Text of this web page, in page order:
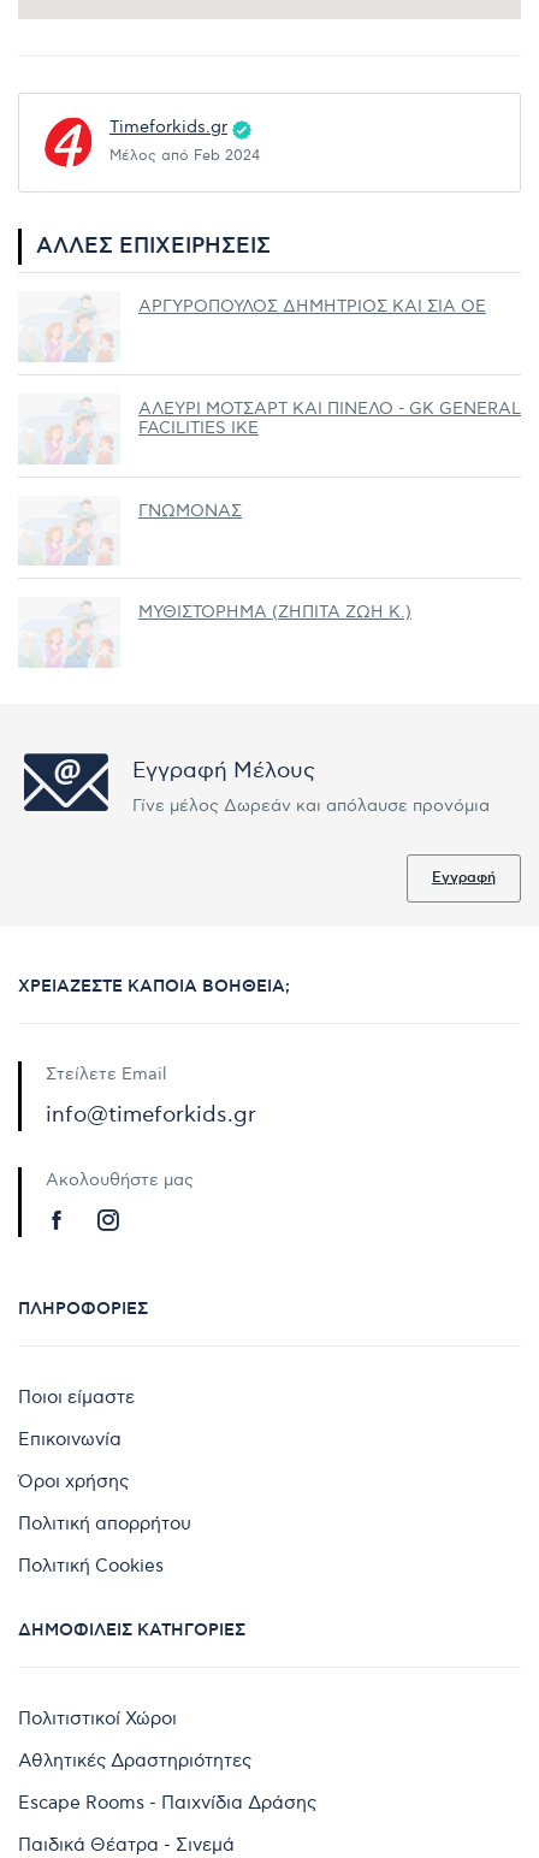
Timeforkids.gr
Μέλος από Feb 2024
ΆΛΛΕΣ ΕΠΙΧΕΙΡΉΣΕΙΣ
ΑΡΓΥΡΟΠΟΥΛΟΣ ΔΗΜΗΤΡΙΟΣ ΚΑΙ ΣΙΑ ΟΕ
ΑΛΕΥΡΙ ΜΟΤΣΑΡΤ ΚΑΙ ΠΙΝΕΛΟ - GK GENERAL
FACILITIES ΙΚΕ
ΓΝΩΜΟΝΑΣ
ΜΥΘΙΣΤΟΡΗΜΑ (ΖΗΠΙΤΑ ΖΩΗ K.)
Εγγραφή Μέλους
Γίνε μέλος Δωρεάν και απόλαυσε προνόμια
Εγγραφή
ΧΡΕΙΆΖΕΣΤΕ ΚΆΠΟΙΑ ΒΟΉΘΕΙΑ;
Στείλετε Email
info@timeforkids.gr
Ακολουθήστε μας
ΠΛΗΡΟΦΟΡΊΕΣ
Ποιοι είμαστε
Επικοινωνία
Όροι χρήσης
Πολιτική απορρήτου
Πολιτική Cookies
ΔΗΜΟΦΙΛΕΊΣ ΚΑΤΗΓΟΡΊΕΣ
Πολιτιστικοί Χώροι
Αθλητικές Δραστηριότητες
Escape Rooms - Παιχνίδια Δράσης
Παιδικά Θέατρα - Σινεμά